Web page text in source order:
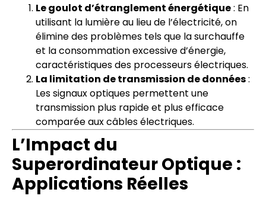
Le goulot d’étranglement énergétique: En
utilisant la lumière au lieu de l’électricité, on
élimine des problèmes tels que la surchauffe
et la consommation excessive d’énergie,
caractéristiques des processeurs électriques.
La limitation de transmission de données:
Les signaux optiques permettent une
transmission plus rapide et plus efficace
comparée aux câbles électriques.
L’Impact du
Superordinateur Optique :
Applications Réelles